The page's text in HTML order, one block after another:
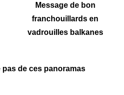
Message de bon
franchouillards en
vadrouilles balkanes
pas de ces panoramas